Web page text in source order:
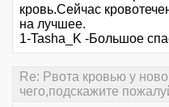
кровь.Сейчас
на лучшее.
1-Tasha_K -Большое
Re: Рвота кровью у
чего,подскажите